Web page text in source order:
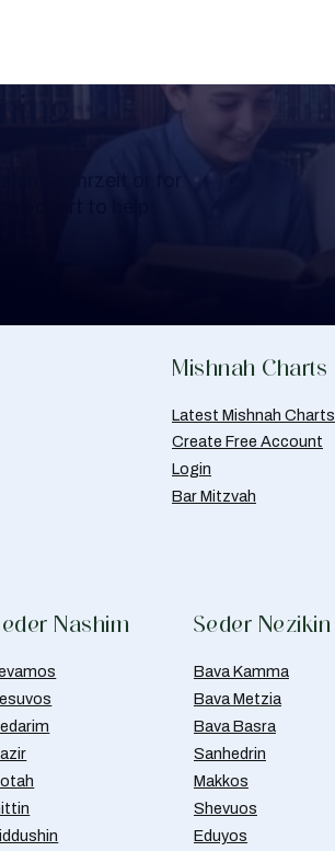
Mishnah Charts
Latest Mishnah Charts
Create Free Account
Login
Bar Mitzvah
Nashim Seder Nezikin
Bava Kamma
Bava Metzia
Bava Basra
Sanhedrin
Makkos
Shevuos
Eduyos